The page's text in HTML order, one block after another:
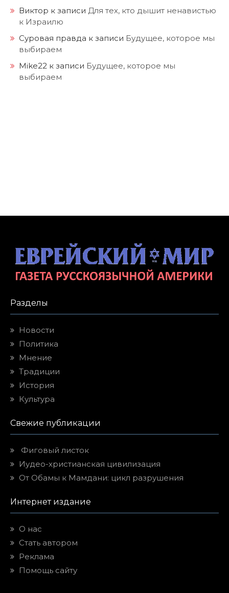
Виктор к записи Для тех, кто дышит ненавистью
к Израилю
Суровая правда к записи Будущее, которое мы
выбираем
Mike22 к записи Будущее, которое мы
выбираем
Разделы
Новости
Политика
Мнение
Традиции
История
Культура
Свежие публикации
Фиговый листок
Иудео-христианская цивилизация
От Обамы к Мамдани: цикл разрушения
Интернет издание
О нас
Стать автором
Реклама
Помощь сайту